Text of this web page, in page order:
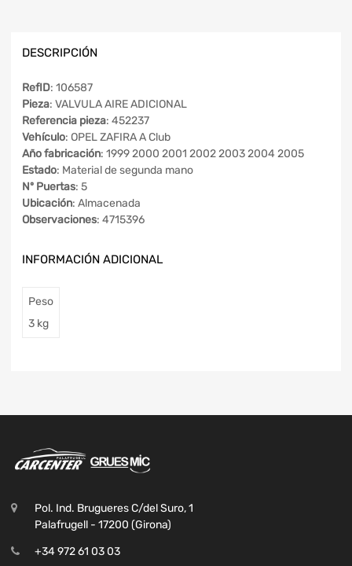
DESCRIPCIÓN
RefID: 106587
Pieza: VALVULA AIRE ADICIONAL
Referencia pieza: 452237
Vehículo: OPEL ZAFIRA A Club
Año fabricación: 1999 2000 2001 2002 2003 2004 2005
Estado: Material de segunda mano
Nº Puertas: 5
Ubicación: Almacenada
Observaciones: 4715396
INFORMACIÓN ADICIONAL
Peso
3 kg
Pol. Ind. Brugueres C/del Suro, 1
Palafrugell - 17200 (Girona)
+34 972 61 03 03